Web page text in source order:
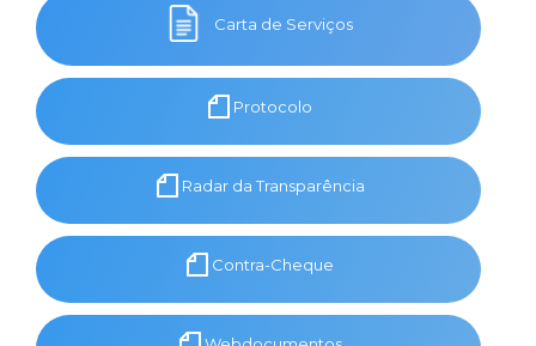
Carta de Serviços
Protocolo
Radar da Transparência
Contra-Cheque